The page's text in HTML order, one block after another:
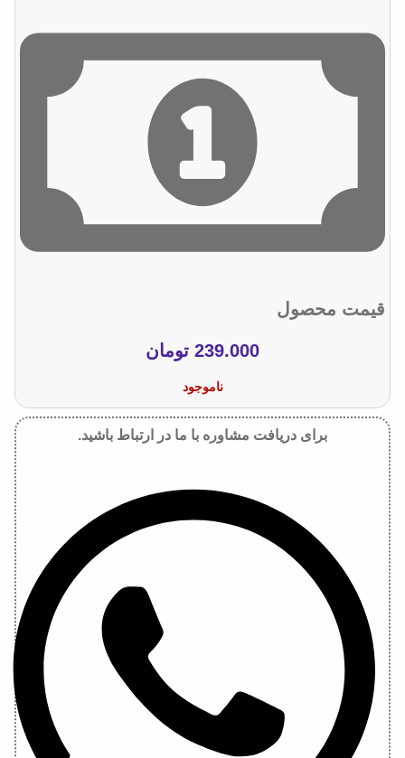
قیمت محصول
239.000 تومان
ناموجود
برای دریافت مشاوره با ما در ارتباط باشید.